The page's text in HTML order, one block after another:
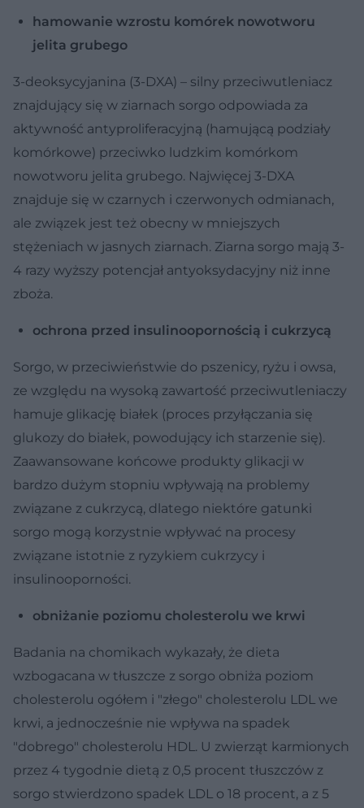
hamowanie wzrostu komórek nowotworu
jelita grubego
3-deoksycyjanina (3-DXA) – silny przeciwutleniacz
znajdujący się w ziarnach sorgo odpowiada za
aktywność antyproliferacyjną (hamującą podziały
komórkowe) przeciwko ludzkim komórkom
nowotworu jelita grubego. Najwięcej 3-DXA
znajduje się w czarnych i czerwonych odmianach,
ale związek jest też obecny w mniejszych
stężeniach w jasnych ziarnach. Ziarna sorgo mają 3-
4 razy wyższy potencjał antyoksydacyjny niż inne
zboża.
ochrona przed insulinoopornością i cukrzycą
Sorgo, w przeciwieństwie do pszenicy, ryżu i owsa,
ze względu na wysoką zawartość przeciwutleniaczy
hamuje glikację białek (proces przyłączania się
glukozy do białek, powodujący ich starzenie się).
Zaawansowane końcowe produkty glikacji w
bardzo dużym stopniu wpływają na problemy
związane z cukrzycą, dlatego niektóre gatunki
sorgo mogą korzystnie wpływać na procesy
związane istotnie z ryzykiem cukrzycy i
insulinooporności.
obniżanie poziomu cholesterolu we krwi
Badania na chomikach wykazały, że dieta
wzbogacana w tłuszcze z sorgo obniża poziom
cholesterolu ogółem i "złego" cholesterolu LDL we
krwi, a jednocześnie nie wpływa na spadek
"dobrego" cholesterolu HDL. U zwierząt karmionych
przez 4 tygodnie dietą z 0,5 procent tłuszczów z
sorgo stwierdzono spadek LDL o 18 procent, a z 5